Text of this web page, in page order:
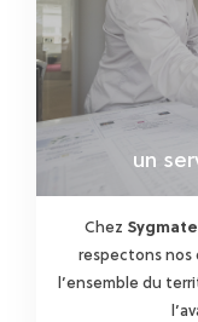
un
Chez Sygmatel
respectons nos
l’ensemble du